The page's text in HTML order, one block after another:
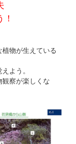
物が生えている
よう。
察が楽しくな